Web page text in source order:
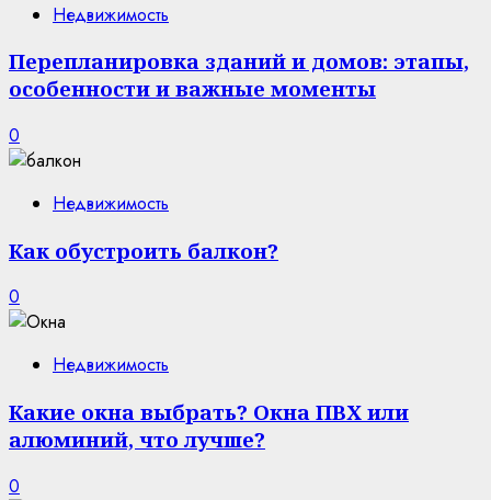
Недвижимость
Перепланировка зданий и домов: этапы,
особенности и важные моменты
0
Недвижимость
Как обустроить балкон?
0
Недвижимость
Какие окна выбрать? Окна ПВХ или
алюминий, что лучше?
0